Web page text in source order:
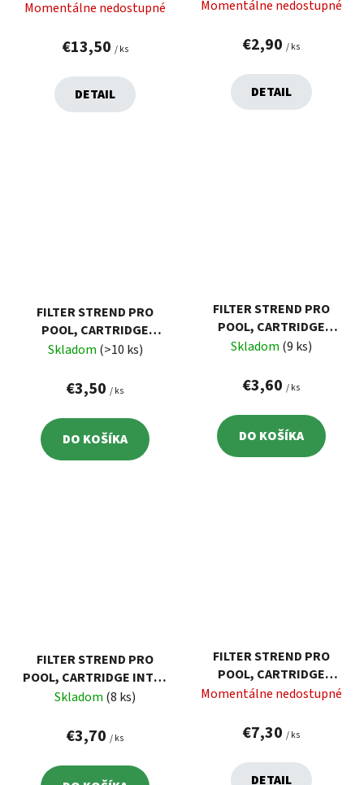
Momentálne nedostupné
€13,50 / ks
DETAIL
BESTWAY (I),
Momentálne nedostupné
€2,90 / ks
DETAIL
FILTER STREND PRO
POOL, CARTRIDGE
BESTWAY (II),
Skladom (>10 ks)
€3,50 / ks
DO KOŠÍKA
FILTER STREND PRO
POOL, CARTRIDGE
BESTWAY (VI),
Skladom (9 ks)
€3,60 / ks
DO KOŠÍKA
FILTER STREND PRO
POOL, CARTRIDGE INTEX
(III), KARTUŠOVÝ,
Skladom (8 ks)
€3,70 / ks
FILTER STREND PRO
POOL, CARTRIDGE
INTEX (IV), KARTUŠOVÝ,
Momentálne nedostupné
€7,30 / ks
DETAIL